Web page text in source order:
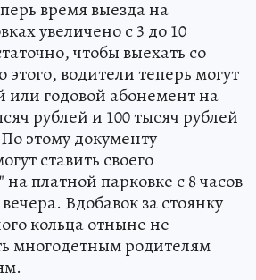
время выезда на
увеличено с 3 до 10
чтобы выехать со
водители теперь могут
или годовой абонемент на
рублей и 100 тысяч рублей
этому документу
ставить своего
платной парковке с 8 часов
Вдобавок за стоянку
кольца отныне не
многодетным родителям